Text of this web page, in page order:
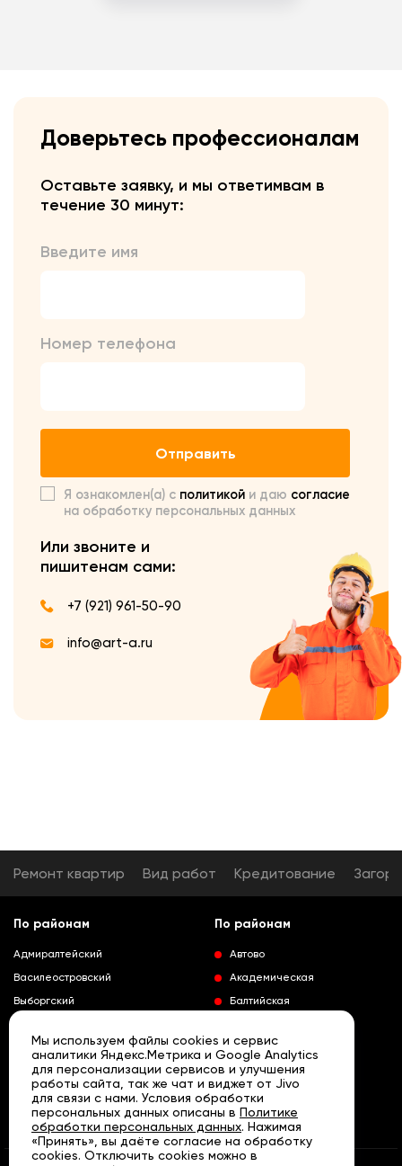
Доверьтесь профессионалам
Оставьте заявку, и мы ответимвам в
течение 30 минут:
Введите имя
Номер телефона
Отправить
Я ознакомлен(а) с политикой и даю согласие
на обработку персональных данных
Или звоните и
пишитенам сами:
+7 (921) 961-50-90
info@art-a.ru
Ремонт квартир Вид работ Кредитование
По районам
Адмиралтейский
Василеостровский
Выборгский
Колпинский
Красногвардейский
Краносельский
Кронштадтский
Курортный
Развернуть
По районам
Автово
Академическая
Балтийская
Выборгская
Гражданский проспект
Девяткино
Кировский завод
Ленинский проспект
Мы используем файлы cookies и сервис
аналитики Яндекс.Метрика и Google Analytics
для персонализации сервисов и улучшения
работы сайта, так же чат и виджет от Jivo
для связи с нами. Условия обработки
персональных данных описаны в Политике
обработки персональных данных. Нажимая
«Принять», вы даёте согласие на обработку
cookies. Отключить cookies можно в